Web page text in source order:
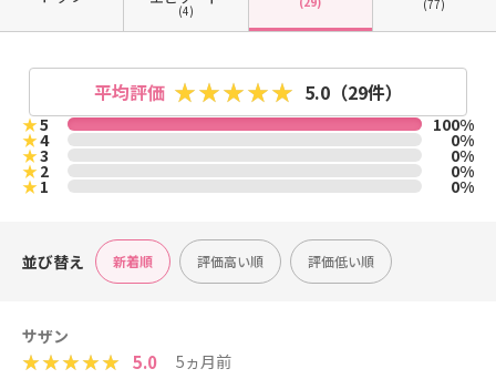
(4) (77)
平均評価 5.0（29件）
★5 100%
★4 0%
★3 0%
★2 0%
★1 0%
並び替え 新着順 評価高い順 評価低い順
サザン
5.0
5ヵ月前